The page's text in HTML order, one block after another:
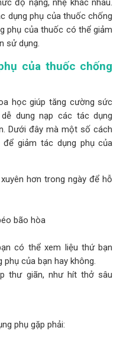
độ nặng, nhẹ khác nhau.
dụng phụ của thuốc chống
phụ của thuốc có thể giảm
sử dụng.
của thuốc chống
học giúp tăng cường sức
dung nạp các tác dụng
Dưới đây mà một số cách
giảm tác dụng phụ của
hơn trong ngày để hỗ
bão hòa
có thể xem liệu thứ bạn
của bạn hay không.
thư giãn, như hít thở sâu
phụ gặp phải: